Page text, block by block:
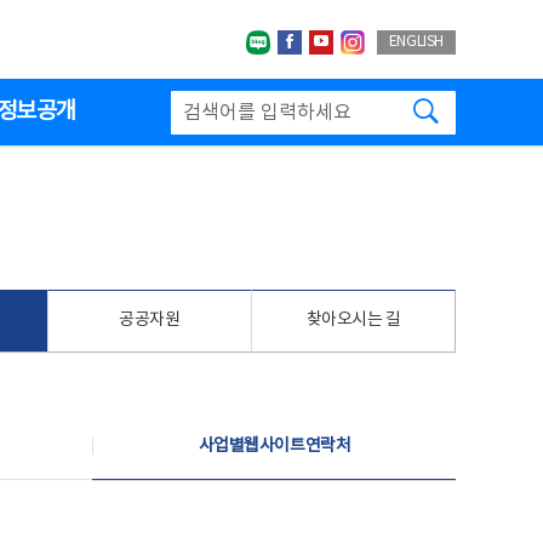
네이버블로그
페이스북
유투브인스타그랩
ENGLISH
보공개
공공자원 찾아오시는 길
사업별웹사이트연락처